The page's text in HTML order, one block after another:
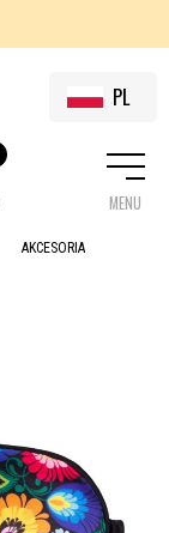
PL
MENU
AKCESORIA